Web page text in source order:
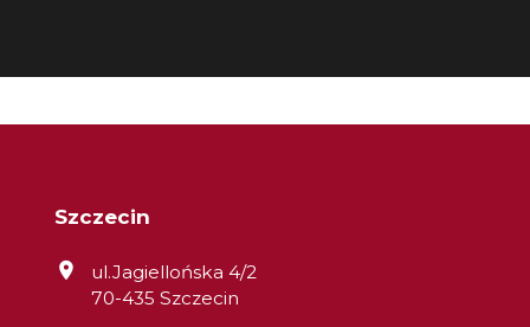
Szczecin
ul.Jagiellońska 4/2
70-435 Szczecin